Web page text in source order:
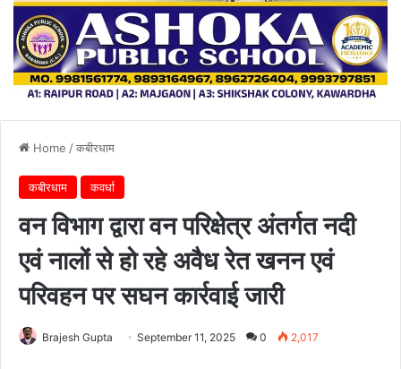
Home /कबीरधाम
कबीरधाम कवर्धा
वन विभाग द्वारा वन परिक्षेत्र अंतर्गत नदी
एवं नालों से हो रहे अवैध रेत खनन एवं
परिवहन पर सघन कार्रवाई जारी
Brajesh Gupta September 11, 2025 0 2,017